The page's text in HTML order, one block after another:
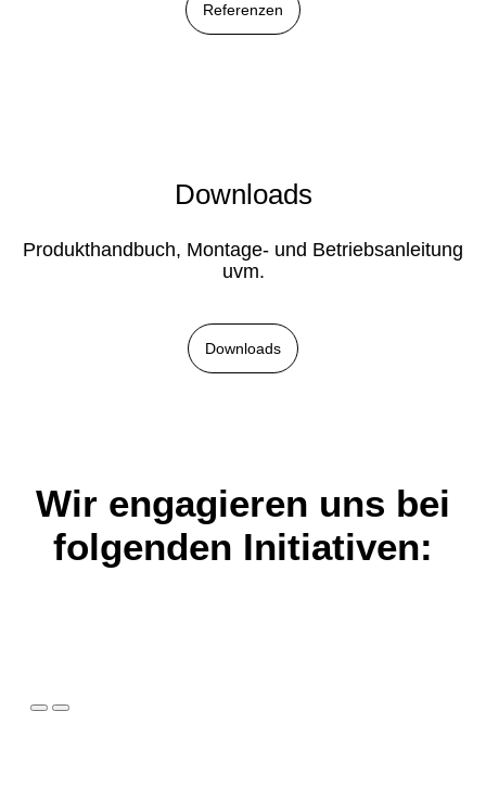
Referenzen
Downloads
Produkthandbuch, Montage- und Betriebsanleitung
uvm.
Downloads
Wir engagieren uns bei
folgenden Initiativen: